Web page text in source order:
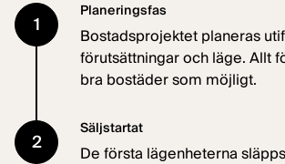
1
Planeringsfas
Bostadsprojektet planeras
förutsättningar och läge. Allt
bra bostäder som möjligt.
2
Säljstartat
De första lägenheterna